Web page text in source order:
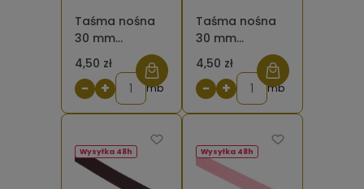
Taśma nośna
30 mm
poliestrowo -
bawełniana
chabrowa 220
4,50 zł
− + mb
Taśma nośna
30 mm
poliestrowo -
bawełniana
beżowa
4,50 zł
− + mb
Wysyłka 48h Wysyłka 48h